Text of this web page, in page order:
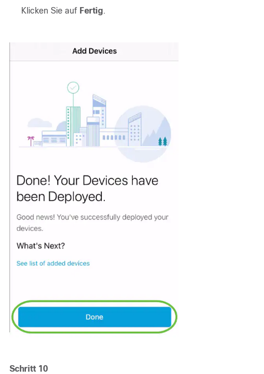
Klicken Sie auf Fertig.
Schritt 10